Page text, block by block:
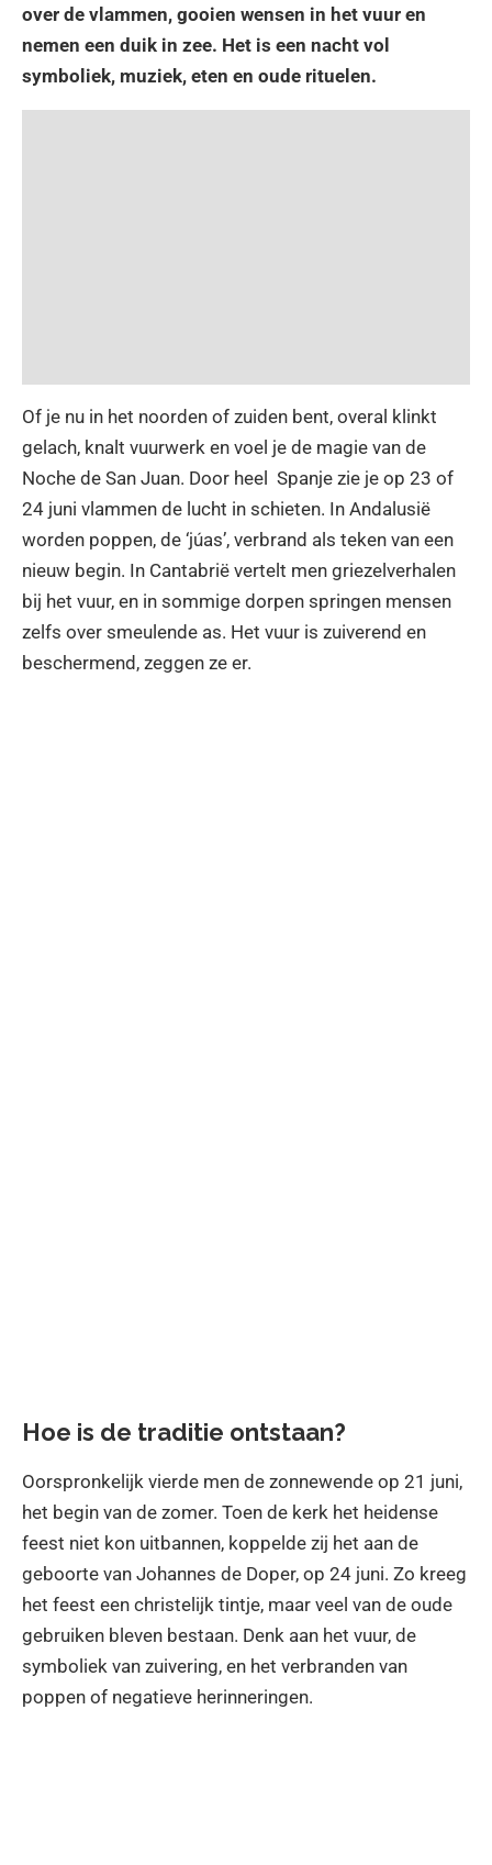
over de vlammen, gooien wensen in het vuur en
nemen een duik in zee. Het is een nacht vol
symboliek, muziek, eten en oude rituelen.
Of je nu in het noorden of zuiden bent, overal klinkt
gelach, knalt vuurwerk en voel je de magie van de
Noche de San Juan. Door heel Spanje zie je op 23 of
24 juni vlammen de lucht in schieten. In Andalusië
worden poppen, de ‘júas’, verbrand als teken van een
nieuw begin. In Cantabrië vertelt men griezelverhalen
bij het vuur, en in sommige dorpen springen mensen
zelfs over smeulende as. Het vuur is zuiverend en
beschermend, zeggen ze er.
Hoe is de traditie ontstaan?
Oorspronkelijk vierde men de zonnewende op 21 juni,
het begin van de zomer. Toen de kerk het heidense
feest niet kon uitbannen, koppelde zij het aan de
geboorte van Johannes de Doper, op 24 juni. Zo kreeg
het feest een christelijk tintje, maar veel van de oude
gebruiken bleven bestaan. Denk aan het vuur, de
symboliek van zuivering, en het verbranden van
poppen of negatieve herinneringen.